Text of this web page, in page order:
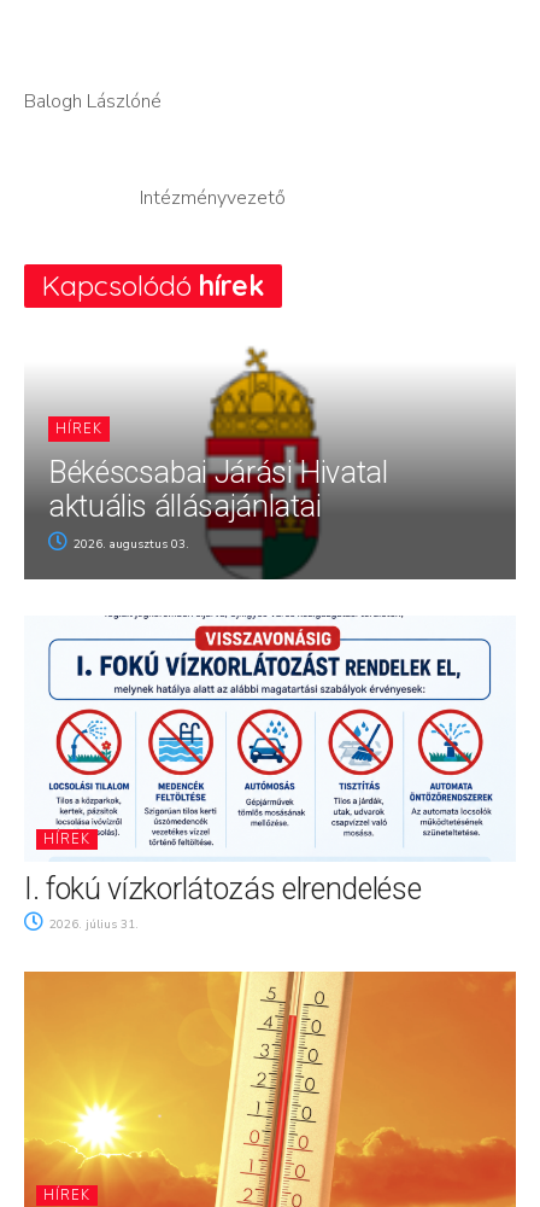
Balogh Lászlóné
Intézményvezető
Kapcsolódó hírek
HÍREK
Békéscsabai Járási Hivatal
aktuális állásajánlatai
2026. augusztus 03.
HÍREK
I. fokú vízkorlátozás elrendelése
2026. július 31.
HÍREK